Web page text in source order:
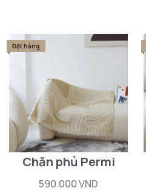
Đặt hàng
Chăn phủ Permi
590.000 VND